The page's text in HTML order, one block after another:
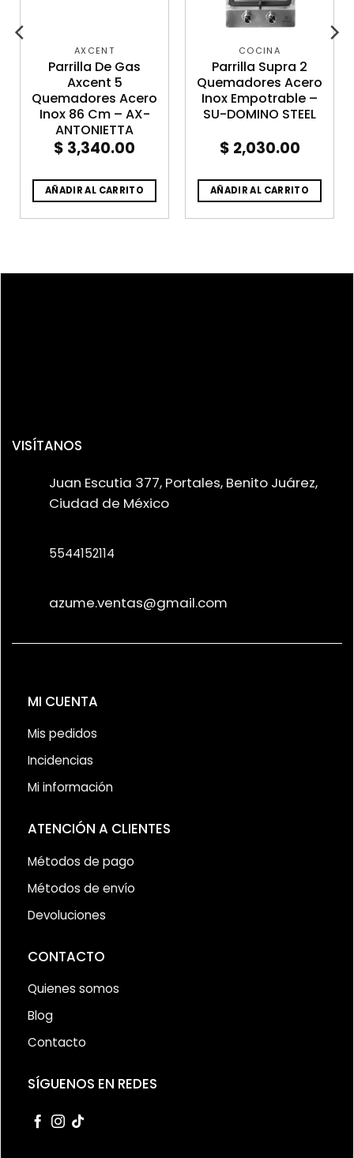
AXCENT
Parrilla De Gas
Axcent 5
Quemadores Acero
Inox 86 Cm – AX-
ANTONIETTA
$ 3,340.00
AÑADIR AL CARRITO
COCINA
Parrilla Supra 2
Quemadores Acero
Inox Empotrable –
SU-DOMINO STEEL
$ 2,030.00
AÑADIR AL CARRITO
VISÍTANOS
Juan Escutia 377, Portales, Benito Juárez,
Ciudad de México
5544152114
azume.ventas@gmail.com
MI CUENTA
Mis pedidos
Incidencias
Mi información
ATENCIÓN A CLIENTES
Métodos de pago
Métodos de envío
Devoluciones
CONTACTO
Quienes somos
Blog
Contacto
SÍGUENOS EN REDES